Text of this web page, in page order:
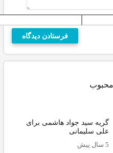
سید جواد هاشمی برای